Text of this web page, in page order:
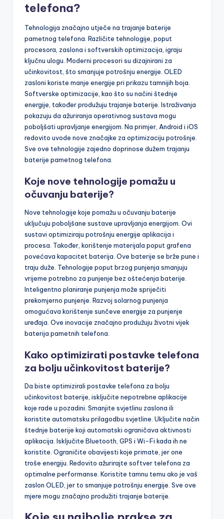
telefona?
Tehnologija značajno utječe na trajanje baterije
pametnog telefona. Različite tehnologije, poput
procesora, zaslona i softverskih optimizacija, igraju
ključnu ulogu. Moderni procesori su dizajnirani za
učinkovitost, što smanjuje potrošnju energije. OLED
zasloni koriste manje energije pri prikazu tamnijih boja.
Softverske optimizacije, kao što su načini štednje
energije, također produžuju trajanje baterije. Istraživanja
pokazuju da ažuriranja operativnog sustava mogu
poboljšati upravljanje energijom. Na primjer, Android i iOS
redovito uvode nove značajke za optimizaciju potrošnje.
Sve ove tehnologije zajedno doprinose dužem trajanju
baterije pametnog telefona.
Koje nove tehnologije pomažu u
očuvanju baterije?
Nove tehnologije koje pomažu u očuvanju baterije
uključuju poboljšane sustave upravljanja energijom. Ovi
sustavi optimiziraju potrošnju energije aplikacija i
procesa. Također, korištenje materijala poput grafena
povećava kapacitet baterija. Ove baterije se brže pune i
traju duže. Tehnologije poput brzog punjenja smanjuju
vrijeme potrebno za punjenje bez oštećenja baterije.
Inteligentno planiranje punjenja može spriječiti
prekomjerno punjenje. Razvoj solarnog punjenja
omogućava korištenje sunčeve energije za punjenje
uređaja. Ove inovacije značajno produžuju životni vijek
baterija pametnih telefona.
Kako optimizirati postavke telefona
za bolju učinkovitost baterije?
Da biste optimizirali postavke telefona za bolju
učinkovitost baterije, isključite nepotrebne aplikacije
koje rade u pozadini. Smanjite svjetlinu zaslona ili
koristite automatsku prilagodbu svjetline. Uključite način
štednje baterije koji automatski ograničava aktivnosti
aplikacija. Isključite Bluetooth, GPS i Wi-Fi kada ih ne
koristite. Ograničite obavijesti koje primate, jer one
troše energiju. Redovito ažurirajte softver telefona za
optimalne performanse. Koristite tamnu temu ako je vaš
zaslon OLED, jer to smanjuje potrošnju energije. Sve ove
mjere mogu značajno produžiti trajanje baterije.